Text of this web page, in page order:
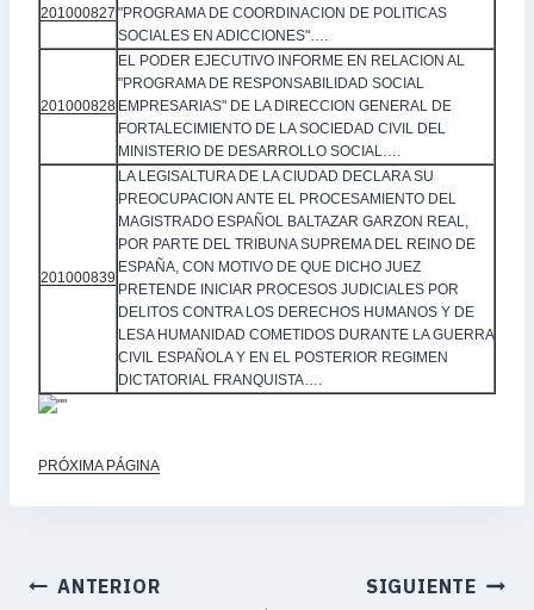
201000827 "PROGRAMA DE COORDINACION DE POLITICAS
SOCIALES EN ADICCIONES"….
201000828
EL PODER EJECUTIVO INFORME EN RELACION AL
"PROGRAMA DE RESPONSABILIDAD SOCIAL
EMPRESARIAS" DE LA DIRECCION GENERAL DE
FORTALECIMIENTO DE LA SOCIEDAD CIVIL DEL
MINISTERIO DE DESARROLLO SOCIAL….
201000839
LA LEGISALTURA DE LA CIUDAD DECLARA SU
PREOCUPACION ANTE EL PROCESAMIENTO DEL
MAGISTRADO ESPAÑOL BALTAZAR GARZON REAL,
POR PARTE DEL TRIBUNA SUPREMA DEL REINO DE
ESPAÑA, CON MOTIVO DE QUE DICHO JUEZ
PRETENDE INICIAR PROCESOS JUDICIALES POR
DELITOS CONTRA LOS DERECHOS HUMANOS Y DE
LESA HUMANIDAD COMETIDOS DURANTE LA GUERRA
CIVIL ESPAÑOLA Y EN EL POSTERIOR REGIMEN
DICTATORIAL FRANQUISTA….
PRÓXIMA PÁGINA
ANTERIOR SIGUIENTE